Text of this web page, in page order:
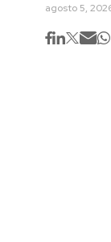
agosto 5,